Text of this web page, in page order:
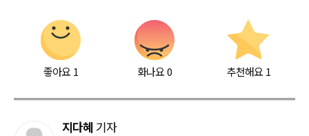
좋아요 1 화나요0 추천해요 1
지다혜 기자